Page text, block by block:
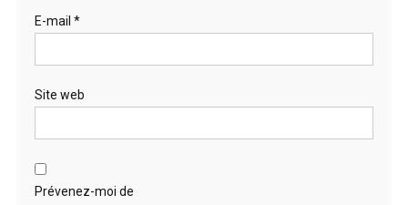
E-mail *
Site web
Prévenez-moi de